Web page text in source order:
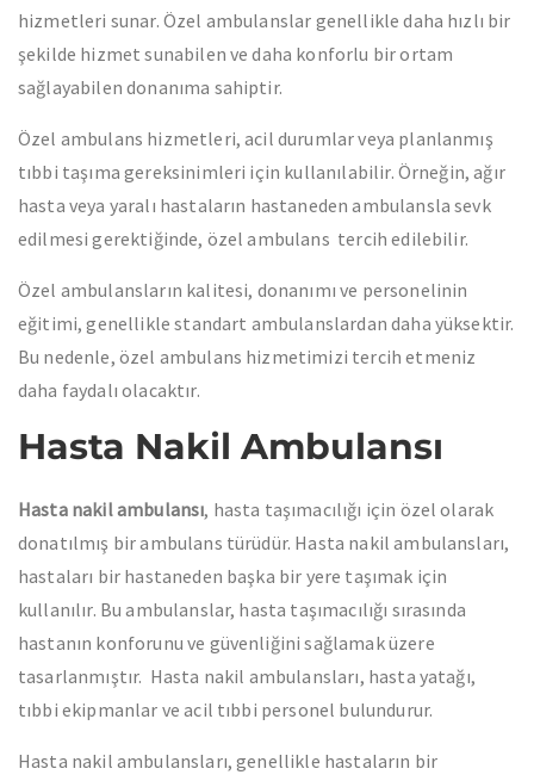
hizmetleri sunar. Özel ambulanslar genellikle daha hızlı bir
şekilde hizmet sunabilen ve daha konforlu bir ortam
sağlayabilen donanıma sahiptir.
Özel ambulans hizmetleri, acil durumlar veya planlanmış
tıbbi taşıma gereksinimleri için kullanılabilir. Örneğin, ağır
hasta veya yaralı hastaların hastaneden ambulansla sevk
edilmesi gerektiğinde, özel ambulans tercih edilebilir.
Özel ambulansların kalitesi, donanımı ve personelinin
eğitimi, genellikle standart ambulanslardan daha yüksektir.
Bu nedenle, özel ambulans hizmetimizi tercih etmeniz
daha faydalı olacaktır.
Hasta Nakil Ambulansı
Hasta nakil ambulansı, hasta taşımacılığı için özel olarak
donatılmış bir ambulans türüdür. Hasta nakil ambulansları,
hastaları bir hastaneden başka bir yere taşımak için
kullanılır. Bu ambulanslar, hasta taşımacılığı sırasında
hastanın konforunu ve güvenliğini sağlamak üzere
tasarlanmıştır. Hasta nakil ambulansları, hasta yatağı,
tıbbi ekipmanlar ve acil tıbbi personel bulundurur.
Hasta nakil ambulansları, genellikle hastaların bir